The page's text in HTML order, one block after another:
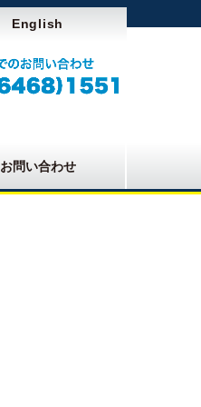
English
お問い合わせ